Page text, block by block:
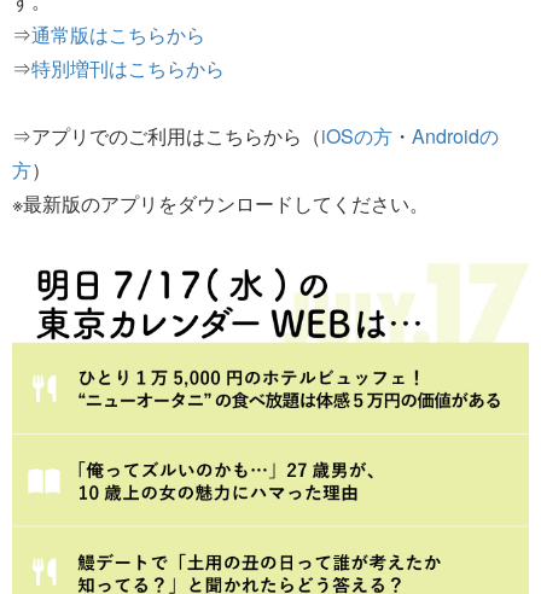
⇒通常版はこちらから
⇒特別増刊はこちらから
⇒アプリでのご利用はこちらから（iOSの方 ・ Androidの
方）
※最新版のアプリをダウンロードしてください。